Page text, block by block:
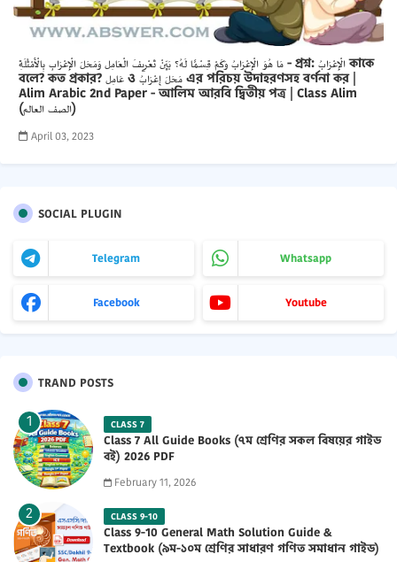
مَا هُوَ الْإِعْرَابُ وَكَمْ قِسْمًا لَهُ؟ بَيِّنْ تَعْرِيفَ الْعَامِل وَمَحَلَ الْإِعْرَابِ بِالْأَمْثَلَةِ - প্রশ্ন: الْإِعْرَابُ কাকে
বলে? কত প্রকার? عَامِل ও مَحَلَ إِعْرَابُ এর পরিচয় উদাহরণসহ বর্ণনা কর |
Alim Arabic 2nd Paper - আলিম আরবি দ্বিতীয় পত্র | Class Alim
(الصف العالم)
April 03, 2023
SOCIAL PLUGIN
Telegram Whatsapp
Facebook Youtube
TRAND POSTS
CLASS 7
Class 7 All Guide Books (৭ম শ্রেণির সকল বিষয়ের গাইড
বই) 2026 PDF
February 11, 2026
CLASS 9-10
Class 9-10 General Math Solution Guide &
Textbook (৯ম-১০ম শ্রেণির সাধারণ গণিত সমাধান গাইড)